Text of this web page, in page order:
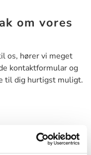
om vores
os, hører vi meget
kontaktformular og
til dig hurtigst muligt.